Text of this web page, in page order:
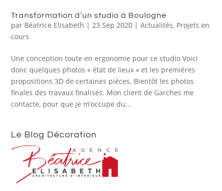
Transformation d’un studio à Boulogne
par Béatrice Elisabeth | 23 Sep 2020 |Actualités, Projets en
cours
Une conception toute en ergonomie pour ce studio Voici
donc quelques photos « état de lieux » et les premières
propositions 3D de certaines pièces. Bientôt les photos
finales des travaux finalisés. Mon client de Garches me
contacte, pour que je m’occupe du...
Le Blog Décoration